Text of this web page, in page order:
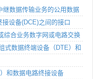
数据传输业务的公用数据
设备(DCE)之间的接口
综合业务数字网或电路交换
式数据终端设备（DTE）和
和数据电路终接设备